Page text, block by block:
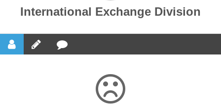
International Exchange Division